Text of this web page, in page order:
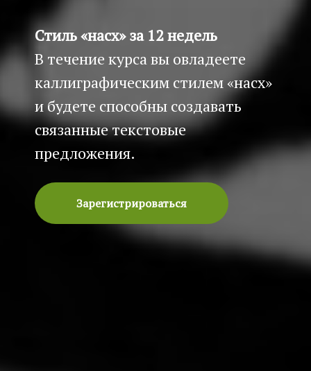
Стиль «насх» за 12 недель
В течение курса вы овладеете
каллиграфическим стилем «насх»
и будете способны создавать
связанные текстовые
предложения.
Зарегистрироваться